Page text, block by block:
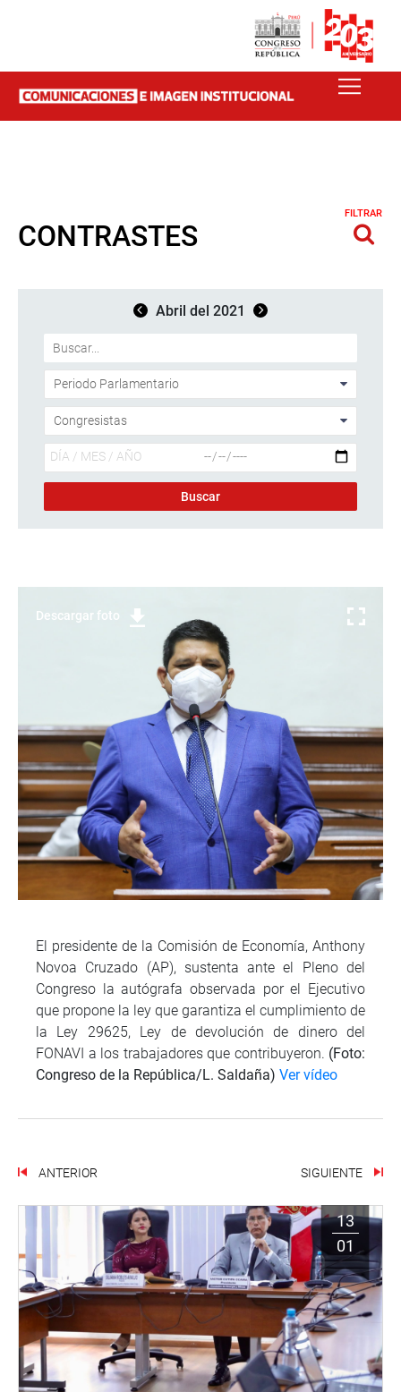
CONTRASTES
FILTRAR
Abril del 2021
Descargar foto
El presidente de la Comisión de Economía, Anthony
Novoa Cruzado (AP), sustenta ante el Pleno del
Congreso la autógrafa observada por el Ejecutivo
que propone la ley que garantiza el cumplimiento de
la Ley 29625, Ley de devolución de dinero del
FONAVI a los trabajadores que contribuyeron. (Foto:
Congreso de la República/L. Saldaña) Ver vídeo
ANTERIOR SIGUIENTE
13
01